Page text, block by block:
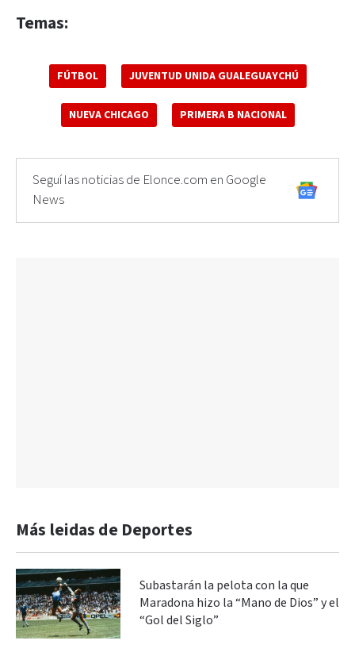
Temas:
FÚTBOL JUVENTUD UNIDA GUALEGUAYCHÚ
NUEVA CHICAGO PRIMERA B NACIONAL
Seguí las noticias de Elonce.com en Google
News
Más leidas de Deportes
Subastarán la pelota con la que
Maradona hizo la “Mano de Dios” y el
“Gol del Siglo”